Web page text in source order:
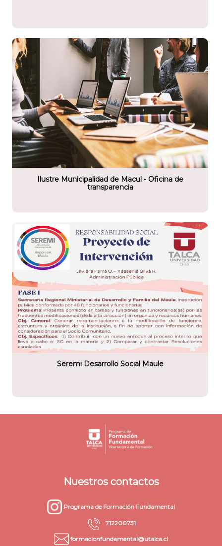
de Macul
Ilustre Municipalidad de Macul - Oficina de
transparencia
social
Seremi Desarrollo Social Maule
Nuestros contactos
Programa de Formación Fundamental
712200731
formacionfundamental@utalca.cl